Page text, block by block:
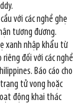
với các nghề ghẹ
tương đương.
xanh nhập khẩu từ
riêng đối với các nghề
Báo cáo cho
tử vong hoặc
động khai thác